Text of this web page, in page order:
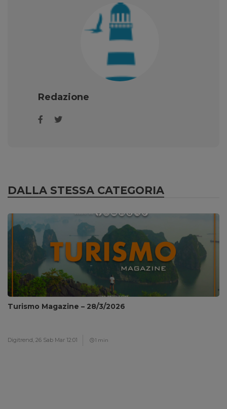
Redazione
DALLA STESSA CATEGORIA
Turismo Magazine – 28/3/2026
Digitrend, 26 Sab Mar 12:01 1 min